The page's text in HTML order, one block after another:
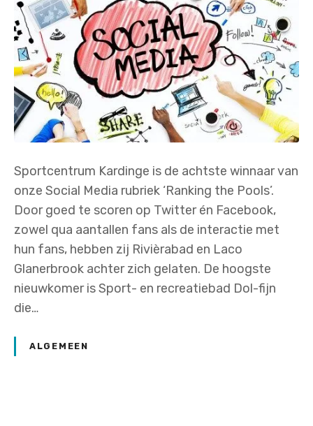
Sportcentrum Kardinge is de achtste winnaar van
onze Social Media rubriek ‘Ranking the Pools’.
Door goed te scoren op Twitter én Facebook,
zowel qua aantallen fans als de interactie met
hun fans, hebben zij Rivièrabad en Laco
Glanerbrook achter zich gelaten. De hoogste
nieuwkomer is Sport- en recreatiebad Dol-fijn
die…
ALGEMEEN